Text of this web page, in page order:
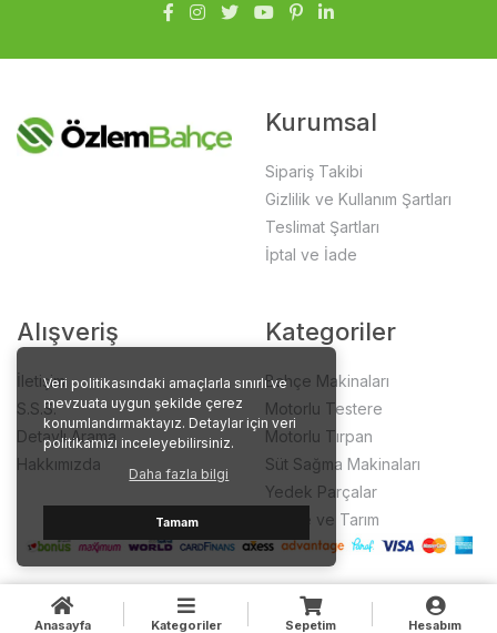
Veri politikasındaki amaçlarla sınırlı ve
mevzuata uygun şekilde çerez
konumlandırmaktayız. Detaylar için veri
politikamızı inceleyebilirsiniz.
Daha fazla bilgi
Tamam
Kurumsal
Sipariş Takibi
Gizlilik ve Kullanım Şartları
Teslimat Şartları
İptal ve İade
Alışveriş
İletişim
S.S.S.
Detaylı Arama
Hakkımızda
Kategoriler
Bahçe Makinaları
Motorlu Testere
Motorlu Tırpan
Süt Sağma Makinaları
Yedek Parçalar
Bahçe ve Tarım
Anasayfa Kategoriler Sepetim Hesabım